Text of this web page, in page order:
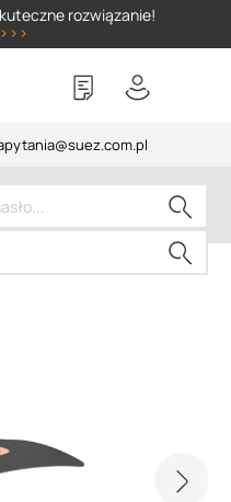
rozwiązanie!